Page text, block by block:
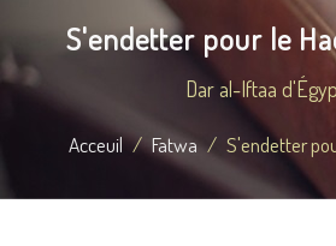
S'endetter pour le
Dar al-Iftaa
Acceuil Fatwa S'endetter